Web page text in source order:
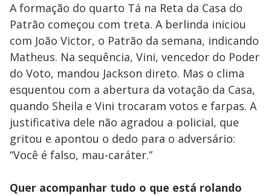
A formação do quarto Tá na Reta da Casa do
Patrão começou com treta. A berlinda iniciou
com João Victor, o Patrão da semana, indicando
Matheus. Na sequência, Vini, vencedor do Poder
do Voto, mandou Jackson direto. Mas o clima
esquentou com a abertura da votação da Casa,
quando Sheila e Vini trocaram votos e farpas. A
justificativa dele não agradou a policial, que
gritou e apontou o dedo para o adversário:
“Você é falso, mau-caráter.”
Quer acompanhar tudo o que está rolando